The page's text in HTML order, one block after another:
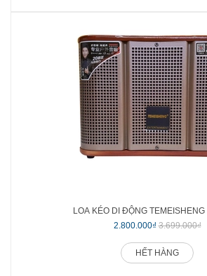
LOA KÉO DI ĐỘNG
2.800.000₫ 3.699.000₫
HẾT HÀNG